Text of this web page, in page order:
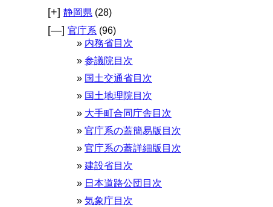
[+] 静岡県 (28)
[—] 官庁系 (96)
内務省目次
参議院目次
国土交通省目次
国土地理院目次
大手町合同庁舎目次
官庁系の蓋簡易版目次
官庁系の蓋詳細版目次
建設省目次
日本道路公団目次
気象庁目次